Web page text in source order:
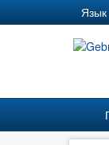
Язык